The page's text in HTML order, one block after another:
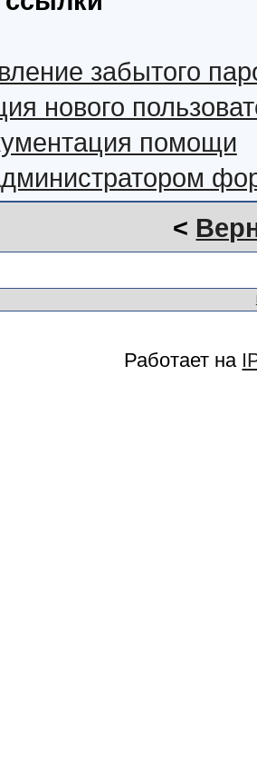
забытого
нового
помощи
<
Работает на